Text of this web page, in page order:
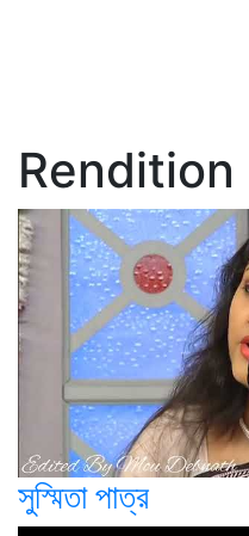
Rendition
সুস্মিতা পাত্র